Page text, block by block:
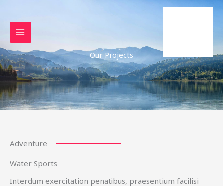
تخطي
Our Projects
Adventure
Water Sports
Interdum exercitation penatibus, praesentium facilisi